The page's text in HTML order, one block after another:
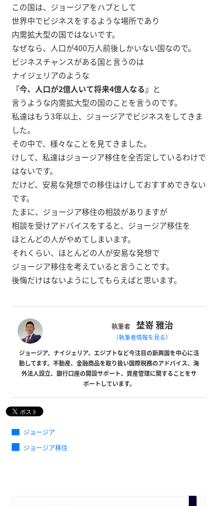
この国は、ジョージアをハブとして
世界中でビジネスをするような場所であり
内需拡大型の国ではないです。
なぜなら、人口が400万人前後しかいない国なので。
ビジネスチャンスがある国と言うのは
ナイジェリアのような
『今、人口が2億人いて将来4億人なる』 と
言うような内需拡大型の国のことを言うのです。
私達はもう3年以上、ジョージアでビジネスをしてきま
した。
その中で、様々なことを見てきました。
けして、私達はジョージア移住を全否定しているわけで
はないです。
だけど、安易な発想での移住はけしておすすめできない
です。
たまに、ジョージア移住の相談がありますが
相談を受けアドバイスをすると、ジョージア移住を
ほとんどの人がやめてしまいます。
それくらい、ほとんどの人が安易な発想で
ジョージア移住を考えていると言うことです。
後悔だけはないようにしてもらえばと思います。
執筆者 埜嵜 雅治
（執筆者情報を見る）
ジョージア、ナイジェリア、エジプトなど今注目の新興国を中心に活
動してます。不動産、金融商品を取り扱い国際税務のアドバイス、海
外法人設立、銀行口座の開設サポート、資産管理に関することをサ
ポートしています。
ジョージア
ジョージア移住